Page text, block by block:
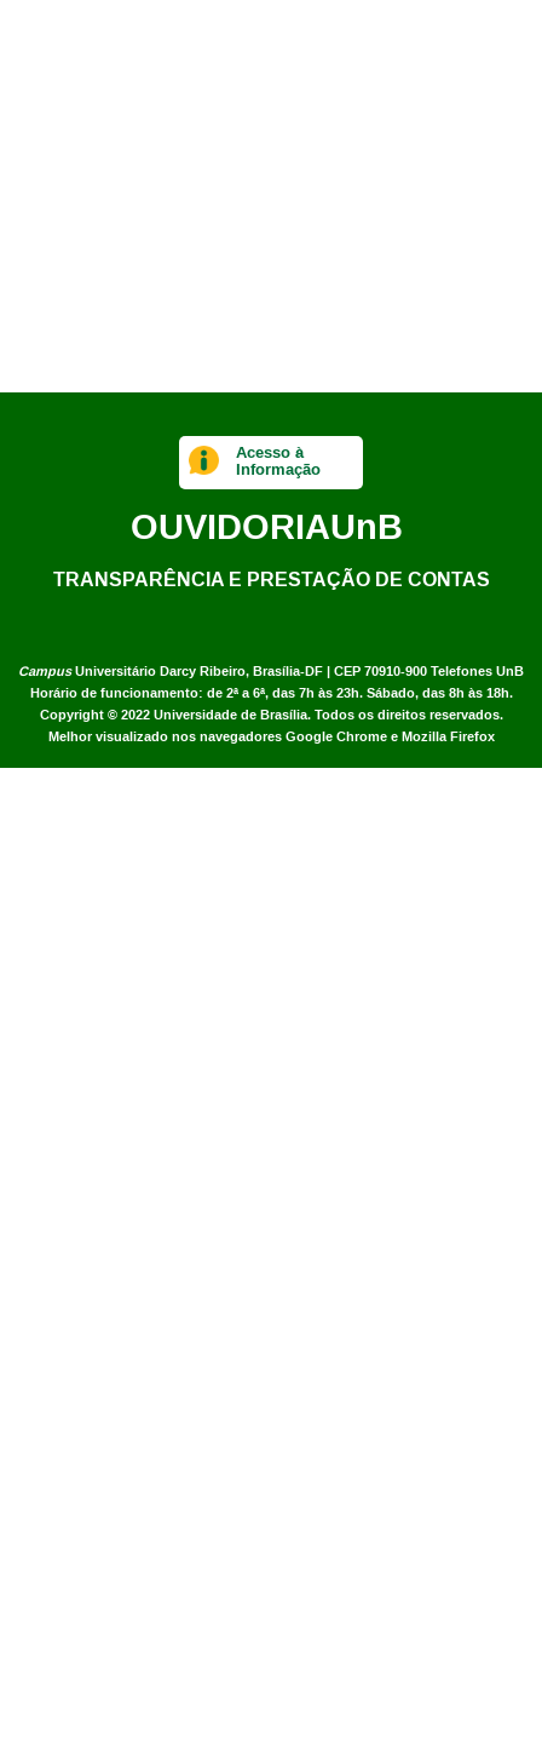
CampusUniversitário Darcy Ribeiro, Brasília-DF | CEP 70910-900 Telefones UnB
Horário de funcionamento: de 2ª a 6ª, das 7h às 23h. Sábado, das 8h às 18h.
Copyright © 2022 Universidade de Brasília. Todos os direitos reservados.
Melhor visualizado nos navegadores Google Chrome e Mozilla Firefox
Acesso à
Informação
OUVIDORIAUnB
TRANSPARÊNCIA E PRESTAÇÃO DE CONTAS